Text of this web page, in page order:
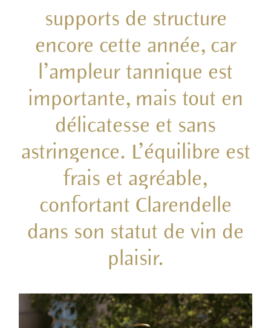
supports de structure
encore cette année, car
l’ampleur tannique est
importante, mais tout en
délicatesse et sans
astringence. L’équilibre est
frais et agréable,
confortant Clarendelle
dans son statut de vin de
plaisir.